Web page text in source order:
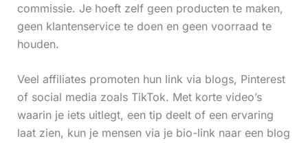
commissie. Je hoeft zelf geen producten te maken,
geen klantenservice te doen en geen voorraad te
houden.
Veel affiliates promoten hun link via blogs, Pinterest
of social media zoals TikTok. Met korte video’s
waarin je iets uitlegt, een tip deelt of een ervaring
laat zien, kun je mensen via je bio-link naar een blog